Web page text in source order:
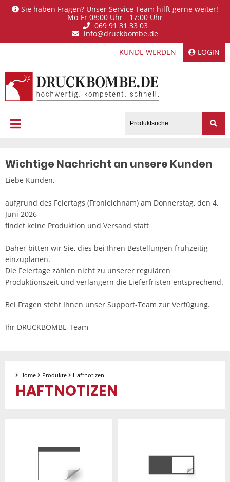
Sie haben Fragen? Unser Service Team hilft gerne weiter!
Mo-Fr 08:00 Uhr - 17:00 Uhr
069 91 31 33 03
info@druckbombe.de
KUNDE WERDEN
LOGIN
Wichtige Nachricht an unsere Kunden
Liebe Kunden,
aufgrund des Feiertags (Fronleichnam) am Donnerstag, den 4.
Juni 2026
findet keine Produktion und Versand statt
Daher bitten wir Sie, dies bei Ihren Bestellungen frühzeitig
einzuplanen.
Die Feiertage zählen nicht zu unserer regulären
Produktionszeit und verlängern die Lieferfristen entsprechend.
Bei Fragen steht Ihnen unser Support-Team zur Verfügung.
Ihr DRUCKBOMBE-Team
Home Produkte Haftnotizen
HAFTNOTIZEN